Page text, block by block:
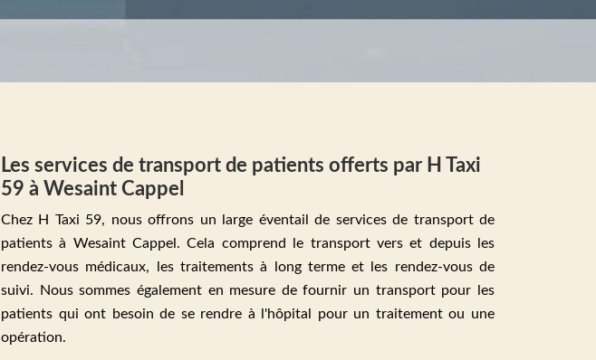
Les services de transport de patients offerts par H Taxi
59 à Wesaint Cappel
Chez H Taxi 59, nous offrons un large éventail de services de transport de
patients à Wesaint Cappel. Cela comprend le transport vers et depuis les
rendez-vous médicaux, les traitements à long terme et les rendez-vous de
suivi. Nous sommes également en mesure de fournir un transport pour les
patients qui ont besoin de se rendre à l'hôpital pour un traitement ou une
opération.